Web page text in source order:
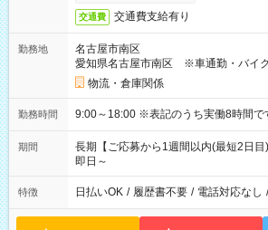
交通費 交通費支給有り
勤務地
名古屋市南区
愛知県名古屋市南区 ※車通勤・バイ
物流・倉庫関係
勤務時間 9:00～18:00 ※表記のうち実働8時間で
期間
長期【ご応募から1週間以内(最短2日目
即日～
特徴 日払いOK / 履歴書不要 / 電話対応なし /